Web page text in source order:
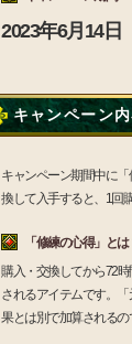
2023年6月14日
キャンペーン
キャンペーン期間中に
換して入手すると、1回
「修練の心得」とは
購入・交換してから72
されるアイテムです。
果とは別で加算されるの